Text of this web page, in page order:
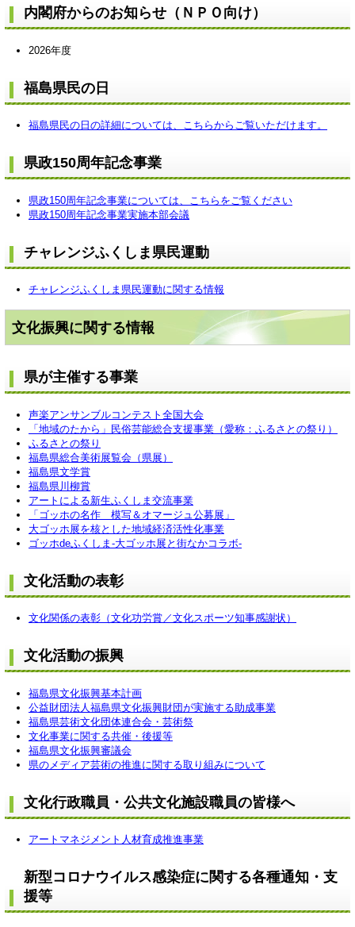
内閣府からのお知らせ（ＮＰＯ向け）
2026年度
福島県民の日
福島県民の日の詳細については、こちらからご覧いただけます。
県政150周年記念事業
県政150周年記念事業については、こちらをご覧ください
県政150周年記念事業実施本部会議
チャレンジふくしま県民運動
チャレンジふくしま県民運動に関する情報
文化振興に関する情報
県が主催する事業
声楽アンサンブルコンテスト全国大会
「地域のたから」民俗芸能総合支援事業（愛称：ふるさとの祭り）
ふるさとの祭り
福島県総合美術展覧会（県展）
福島県文学賞
福島県川柳賞
アートによる新生ふくしま交流事業
「ゴッホの名作 模写＆オマージュ公募展」
大ゴッホ展を核とした地域経済活性化事業
ゴッホdeふくしま-大ゴッホ展と街なかコラボ-
文化活動の表彰
文化関係の表彰（文化功労賞／文化スポーツ知事感謝状）
文化活動の振興
福島県文化振興基本計画
公益財団法人福島県文化振興財団が実施する助成事業
福島県芸術文化団体連合会・芸術祭
文化事業に関する共催・後援等
福島県文化振興審議会
県のメディア芸術の推進に関する取り組みについて
文化行政職員・公共文化施設職員の皆様へ
アートマネジメント人材育成推進事業
新型コロナウイルス感染症に関する各種通知・支
援等